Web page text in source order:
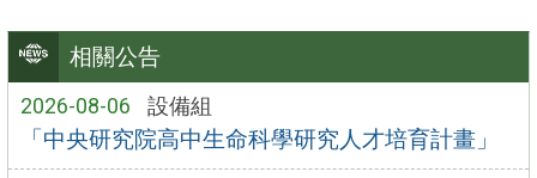
相關公告
2026-08-06 設備組
「中央研究院高中生命科學研究人才培育計畫」